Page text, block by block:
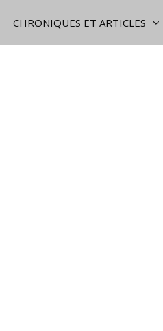
CHRONIQUES ET ARTICLES